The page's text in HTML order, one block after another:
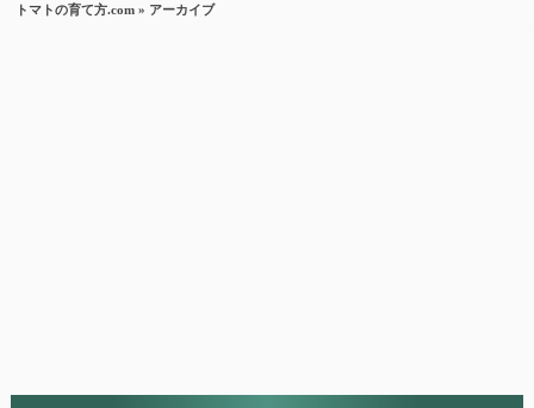
トマトの育て方.com » アーカイブ